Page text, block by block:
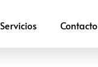
Servicios Contacto